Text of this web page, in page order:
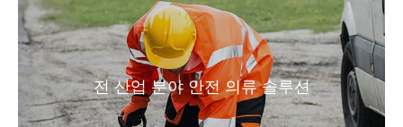
전 산업 분야 안전 의류 솔루션